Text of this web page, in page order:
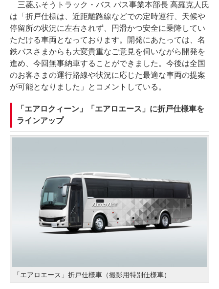
三菱ふそうトラック・バス バス事業本部長 高羅克人氏
は「折戸仕様は、近距離路線などでの定時運行、天候や
停留所の状況に左右されず、円滑かつ安全に乗降してい
ただける車両となっております。開発にあたっては、名
鉄バスさまからも大変貴重なご意見を伺いながら開発を
進め、今回無事納車することができました。今後は全国
のお客さまの運行路線や状況に応じた最適な車両の提案
が可能となりました」とコメントしている。
「エアロクィーン」「エアロエース」に折戸仕様車を
ラインアップ
「エアロエース」折戸仕様車（撮影用特別仕様車）